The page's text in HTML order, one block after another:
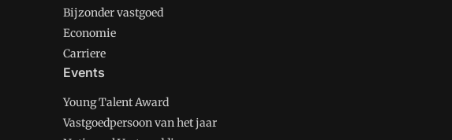
Bijzonder vastgoed
Economie
Carriere
Events
Young Talent Award
Vastgoedpersoon van het jaar